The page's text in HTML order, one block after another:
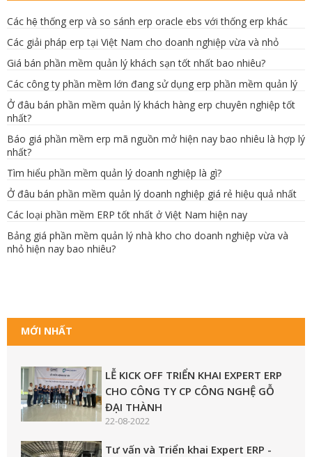
Các hệ thống erp và so sánh erp oracle ebs với thống erp khác
Các giải pháp erp tại Việt Nam cho doanh nghiệp vừa và nhỏ
Giá bán phần mềm quản lý khách sạn tốt nhất bao nhiêu?
Các công ty phần mềm lớn đang sử dụng erp phần mềm quản lý
Ở đâu bán phần mềm quản lý khách hàng erp chuyên nghiệp tốt
nhất?
Báo giá phần mềm erp mã nguồn mở hiện nay bao nhiêu là hợp lý
nhất?
Tìm hiểu phần mềm quản lý doanh nghiệp là gì?
Ở đâu bán phần mềm quản lý doanh nghiệp giá rẻ hiệu quả nhất
Các loại phần mềm ERP tốt nhất ở Việt Nam hiện nay
Bảng giá phần mềm quản lý nhà kho cho doanh nghiệp vừa và
nhỏ hiện nay bao nhiêu?
MỚI NHẤT
LỄ KICK OFF TRIỂN KHAI EXPERT ERP
CHO CÔNG TY CP CÔNG NGHỆ GỖ
ĐẠI THÀNH
22-08-2022
Tư vấn và Triển khai Expert ERP -